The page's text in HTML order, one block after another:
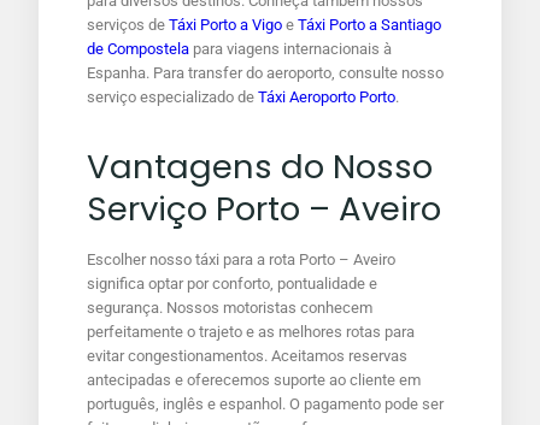
serviços de Táxi Porto a Vigo e Táxi Porto a Santiago
de Compostela para viagens internacionais à
Espanha. Para transfer do aeroporto, consulte nosso
serviço especializado de Táxi Aeroporto Porto.
Vantagens do Nosso
Serviço Porto – Aveiro
Escolher nosso táxi para a rota Porto – Aveiro
significa optar por conforto, pontualidade e
segurança. Nossos motoristas conhecem
perfeitamente o trajeto e as melhores rotas para
evitar congestionamentos. Aceitamos reservas
antecipadas e oferecemos suporte ao cliente em
português, inglês e espanhol. O pagamento pode ser